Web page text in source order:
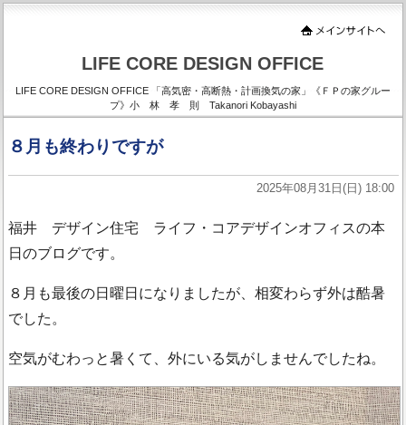
LIFE CORE DESIGN OFFICE
LIFE CORE DESIGN OFFICE 「高気密・高断熱・計画換気の家」《ＦＰの家グルー
プ》小 林 孝 則 Takanori Kobayashi
８月も終わりですが
2025年08月31日(日) 18:00
福井 デザイン住宅 ライフ・コアデザインオフィスの本
日のブログです。
８月も最後の日曜日になりましたが、相変わらず外は酷暑
でした。
空気がむわっと暑くて、外にいる気がしませんでしたね。